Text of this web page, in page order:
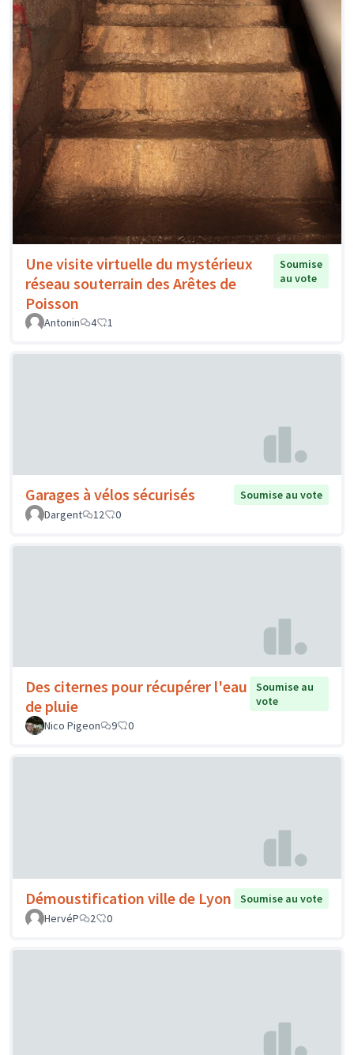
Une visite virtuelle du mystérieux
réseau souterrain des Arêtes de
Poisson
Soumise
au vote
Antonin 4 1
Garages à vélos sécurisés
Soumise au vote
Dargent
12 0
Des citernes pour récupérer l'eau
de pluie
Soumise au
vote
Nico Pigeon
9 0
Démoustification ville de Lyon
Soumise au vote
HervéP
2 0